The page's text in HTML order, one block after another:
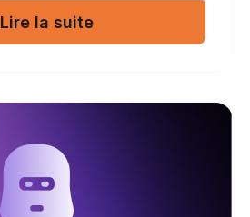
Lire la suite